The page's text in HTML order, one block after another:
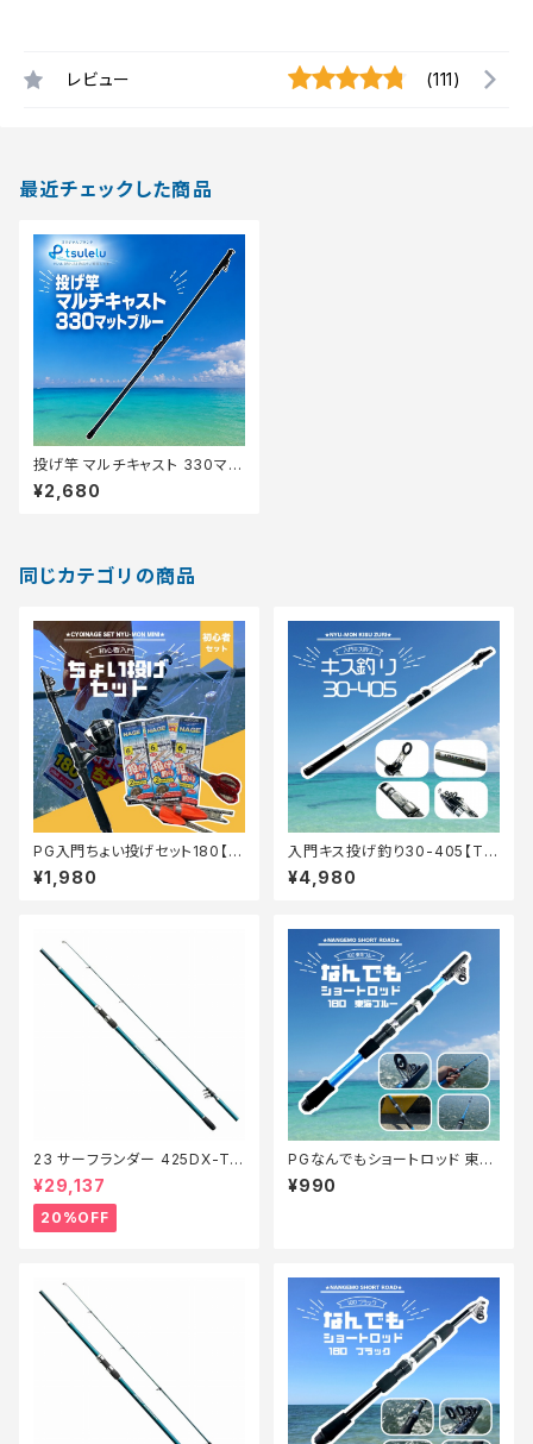
レビュー (111)
最近チェックした商品
投げ竿 マルチキャスト 330マッ
トブルー
¥2,680
同じカテゴリの商品
PG入門ちょい投げセット180【T
オリ】
¥1,980
入門キス投げ釣り30-405【Tオ
リ】
¥4,980
23 サーフランダー 425DX-T
【特価竿】【20】
¥29,137
20%OFF
PGなんでもショートロッド 東海
ブルー180【Tオリ】
¥990